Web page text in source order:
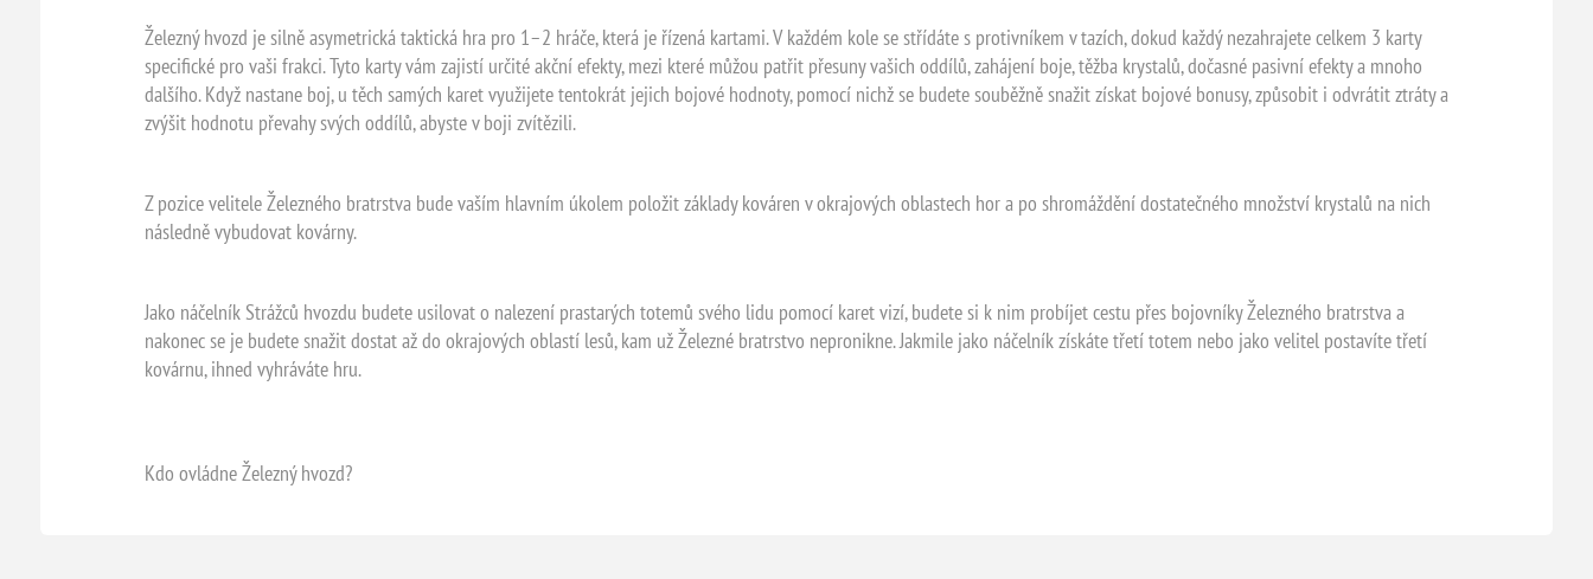
Železný hvozd je silně asymetrická taktická hra pro 1–2 hráče, která je řízená kartami. V každém kole se střídáte s protivníkem v tazích, dokud každý nezahrajete celkem 3 karty
specifické pro vaši frakci. Tyto karty vám zajistí určité akční efekty, mezi které můžou patřit přesuny vašich oddílů, zahájení boje, těžba krystalů, dočasné pasivní efekty a mnoho
dalšího. Když nastane boj, u těch samých karet využijete tentokrát jejich bojové hodnoty, pomocí nichž se budete souběžně snažit získat bojové bonusy, způsobit i odvrátit ztráty a
zvýšit hodnotu převahy svých oddílů, abyste v boji zvítězili.
Z pozice velitele Železného bratrstva bude vaším hlavním úkolem položit základy kováren v okrajových oblastech hor a po shromáždění dostatečného množství krystalů na nich
následně vybudovat kovárny.
Jako náčelník Strážců hvozdu budete usilovat o nalezení prastarých totemů svého lidu pomocí karet vizí, budete si k nim probíjet cestu přes bojovníky Železného bratrstva a
nakonec se je budete snažit dostat až do okrajových oblastí lesů, kam už Železné bratrstvo nepronikne. Jakmile jako náčelník získáte třetí totem nebo jako velitel postavíte třetí
kovárnu, ihned vyhráváte hru.
Kdo ovládne Železný hvozd?